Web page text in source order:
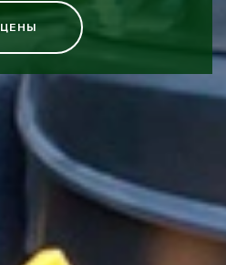
ЦЕНЫ